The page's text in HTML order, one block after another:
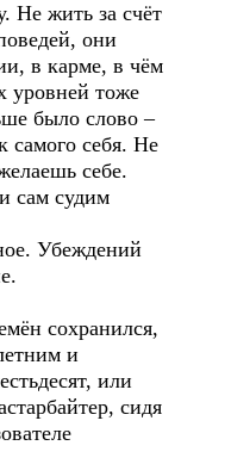
Не жить за счёт
они
в карме, в чём
уровней тоже
было слово –
самого себя. Не
себе.
сам судим
Убеждений
сохранился,
и
или
сидя